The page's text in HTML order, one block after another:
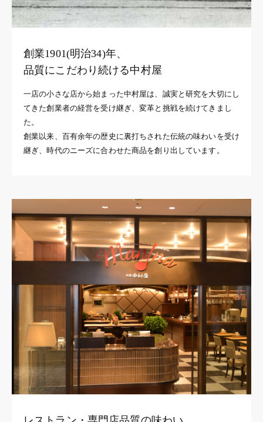
創業1901(明治34)年、
品質にこだわり続ける中村屋
一店の小さな店から始まった中村屋は、誠実と研究を大切にし
てきた創業者の経営を受け継ぎ、変革と挑戦を続けてきまし
た。
創業以来、百有余年の歴史に裏打ちされた伝統の味わいを受け
継ぎ、時代のニーズに合わせた商品を創り出しています。